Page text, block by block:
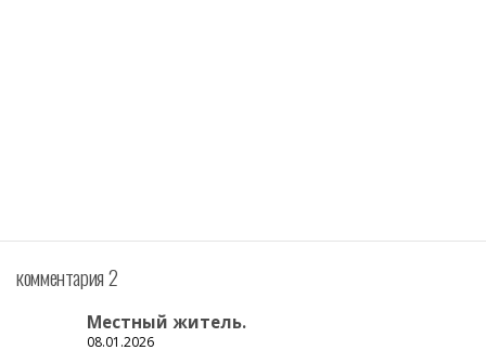
комментария 2
Местный житель.
08.01.2026